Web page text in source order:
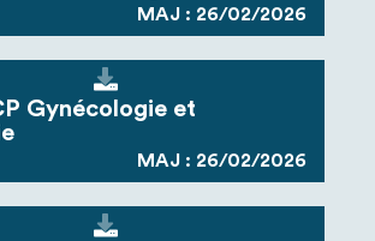
MAJ : 26/02/2026
Gynécologie et
MAJ : 26/02/2026